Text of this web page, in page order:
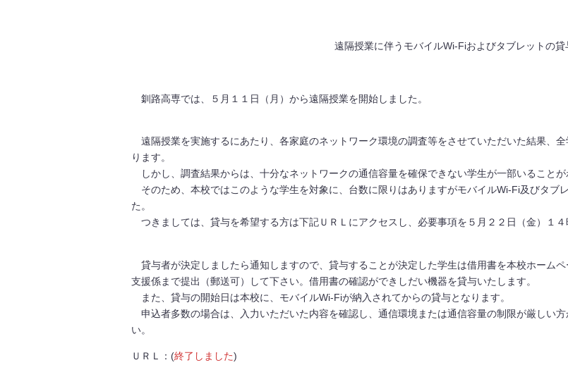
遠隔授業に伴うモバイルWi-Fiおよびタブレットの貸
釧路高専では、５月１１日（月）から遠隔授業を開始しました。
遠隔授業を実施するにあたり、各家庭のネットワーク環境の調査等をさせていただいた結果、
ります。
しかし、調査結果からは、十分なネットワークの通信容量を確保できない学生が一部いることが
そのため、本校ではこのような学生を対象に、台数に限りはありますがモバイルWi-Fi及びタブ
た。
つきましては、貸与を希望する方は下記ＵＲＬにアクセスし、必要事項を５月２２日（金）１４
貸与者が決定しましたら通知しますので、貸与することが決定した学生は借用書を本校ホーム
支援係まで提出（郵送可）して下さい。借用書の確認ができしだい機器を貸与いたします。
また、貸与の開始日は本校に、モバイルWi-Fiが納入されてからの貸与となります。
申込者多数の場合は、入力いただいた内容を確認し、通信環境または通信容量の制限が厳しい
い。
ＵＲＬ：(終了しました)